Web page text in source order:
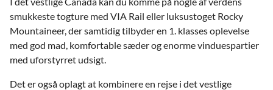
smukkeste togture med VIA Rail eller luksustoget Rocky
Mountaineer, der samtidig tilbyder en 1. klasses oplevelse
med god mad, komfortable sæder og enorme vinduespartier
med uforstyrret udsigt.
Det er også oplagt at kombinere en rejse i det vestlige